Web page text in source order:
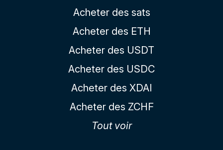
Acheter des sats
Acheter des ETH
Acheter des USDT
Acheter des USDC
Acheter des XDAI
Acheter des ZCHF
Tout voir